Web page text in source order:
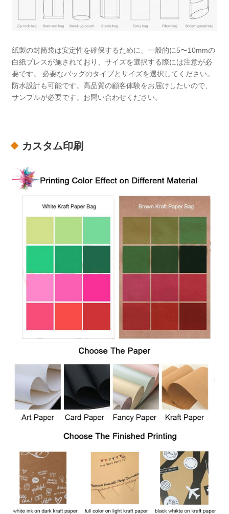
紙製の封筒袋は安定性を確保するために、一般的に5〜10mmの
白紙プレスが施されており、サイズを選択する際には注意が必
要です。 必要なバッグのタイプとサイズを選択してください。
防水設計も可能です。高品質の顧客体験をお届けしたいので、
サンプルが必要です。お問い合わせください。
カスタム印刷